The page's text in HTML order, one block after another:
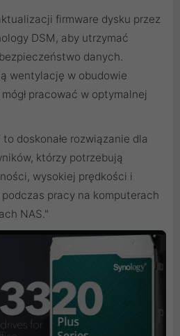
firmware dysku przez
DSM, aby utrzymać
danych.
wentylację w obudowie
pracować w optymalnej
doskonałe rozwiązanie dla
którzy potrzebują
wysokiej prędkości i
pracy na komputerach
NAS."